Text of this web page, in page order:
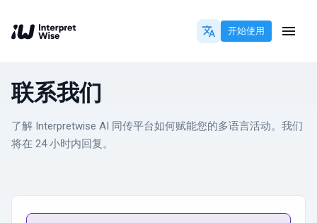
开始使用
联系我们
了解 Interpretwise AI 同传平台如何赋能您的多语言活动。我们
将在 24 小时内回复。